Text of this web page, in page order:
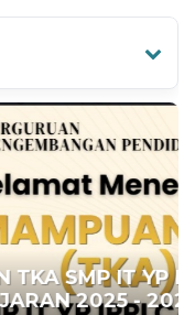
CAKUNG